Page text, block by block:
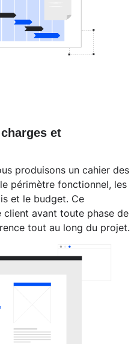
et
produisons un cahier des
périmètre fonctionnel, les
et le budget. Ce
avant toute phase de
tout au long du projet.